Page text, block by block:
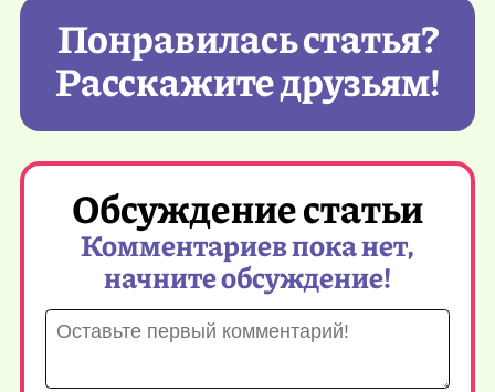
Понравилась статья?
Расскажите друзьям!
Обсуждение статьи
Комментариев пока нет,
начните обсуждение!